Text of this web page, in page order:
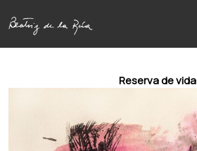
Home
Portfolio
Reserva de vida